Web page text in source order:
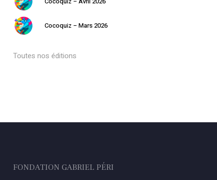
Cocoquiz – Mars 2026
Toutes nos éditions
FONDATION GABRIEL PÉRI